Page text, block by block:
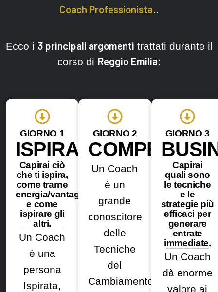
Coach Professionista..
Ecco i 3 principali argomenti trattati durante il
corso di Reggio Emilia:
GIORNO 1
ISPIRAZIONE
Capirai ciò
che ti ispira,
come trarne
energia/vantaggio
e come
ispirare gli
altri.
Un Coach
è una
persona
Ispirata,
GIORNO 2
Un Coach
è un
grande
conoscitore
delle
Tecniche
del
Cambiamento.
GIORNO 3
Capirai
quali sono
le tecniche
e le
strategie più
efficaci per
generare
entrate
immediate.
Un Coach
dà enorme
valore ai